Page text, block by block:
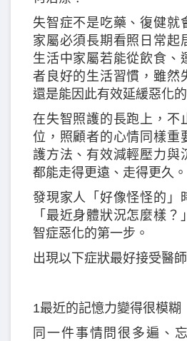
失智症不是吃藥、復健就
家屬必須長期看照日常起
生活中家屬若能從飲食、
者良好的生活習慣，雖然
還是能因此有效延緩惡化的
在失智照護的長跑上，不
位，照顧者的心情同樣重
護方法、有效減輕壓力與
都能走得更遠、走得更久。
發現家人「好像怪怪的」
「最近身體狀況怎麼樣
智症惡化的第一步。
出現以下症狀最好接受醫
1最近的記憶力變得很模糊
同一件事情問很多遍、